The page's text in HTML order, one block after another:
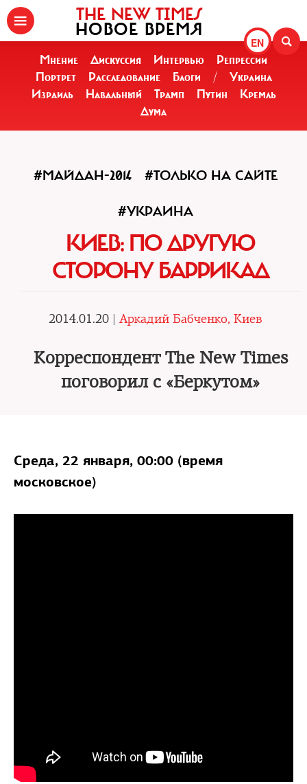
EN
THE NEW TIMES
НОВОЕ ВРЕМЯ
Мнение Дискуссия Интервью
Репрессии
Портрет
Расследование Блоги /
Украина
Израиль
Навальный Трамп Путин
Кремль
Дума
#МАЙДАН-2014 #ТОЛЬКО НА САЙТЕ
#УКРАИНА
КИЕВ: ПО ДРУГУЮ
СТОРОНУ БАРРИКАД
2014.01.20 | Аркадий Бабченко, Киев
Корреспондент The New Times
поговорил с «Беркутом»
Среда, 22 января, 00:00 (время
московское)